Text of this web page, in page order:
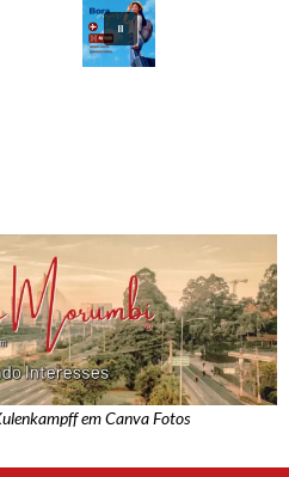
em Canva Fotos